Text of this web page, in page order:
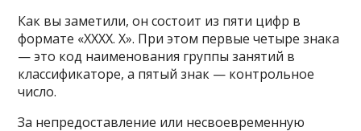
Как вы заметили, он состоит из пяти цифр в
формате «ХХХХ. Х». При этом первые четыре знака
— это код наименования группы занятий в
классификаторе, а пятый знак — контрольное
число.
За непредоставление или несвоевременную